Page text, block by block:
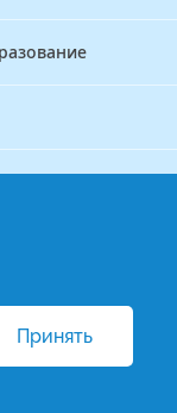
образование
центр
медицинский
и обработки
Принять